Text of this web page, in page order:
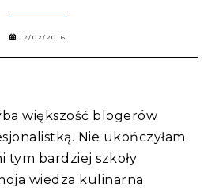
12/02/2016
większość blogerów
Nie ukończyłam
tym bardziej szkoły
wiedza kulinarna